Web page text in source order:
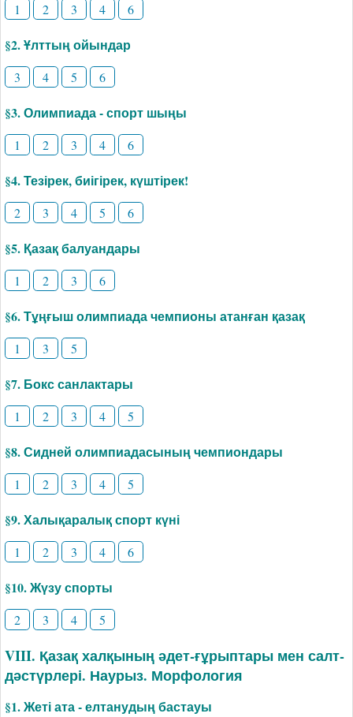
1 2 3 4 6
§2. Ұлттың ойындар
3 4 5 6
§3. Олимпиада - спорт шыңы
1 2 3 4 6
§4. Тезірек, биігірек, күштірек!
2 3 4 5 6
§5. Қазақ балуандары
1 2 3 6
§6. Тұңғыш олимпиада чемпионы атанған қазақ
1 3 5
§7. Бокс санлактары
1 2 3 4 5
§8. Сидней олимпиадасының чемпиондары
1 2 3 4 5
§9. Халықаралық спорт күні
1 2 3 4 6
§10. Жүзу спорты
2 3 4 5
VIII. Қазақ халқының әдет-ғұрыптары мен салт-
дәстүрлері. Наурыз. Морфология
§1. Жеті ата - елтанудың бастауы